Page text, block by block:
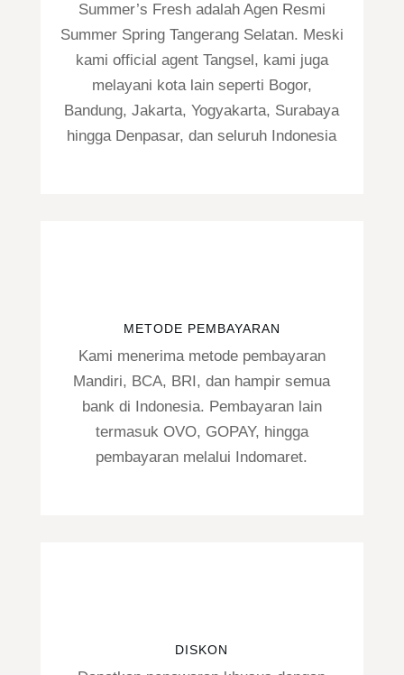
Summer’s Fresh adalah Agen Resmi
Summer Spring Tangerang Selatan. Meski
kami official agent Tangsel, kami juga
melayani kota lain seperti Bogor,
Bandung, Jakarta, Yogyakarta, Surabaya
hingga Denpasar, dan seluruh Indonesia
METODE PEMBAYARAN
Kami menerima metode pembayaran
Mandiri, BCA, BRI, dan hampir semua
bank di Indonesia. Pembayaran lain
termasuk OVO, GOPAY, hingga
pembayaran melalui Indomaret.
DISKON